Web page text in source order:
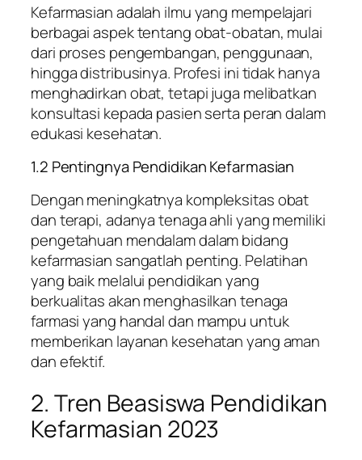
Kefarmasian adalah ilmu yang mempelajari
berbagai aspek tentang obat-obatan, mulai
dari proses pengembangan, penggunaan,
hingga distribusinya. Profesi ini tidak hanya
menghadirkan obat, tetapi juga melibatkan
konsultasi kepada pasien serta peran dalam
edukasi kesehatan.
1.2 Pentingnya Pendidikan Kefarmasian
Dengan meningkatnya kompleksitas obat
dan terapi, adanya tenaga ahli yang memiliki
pengetahuan mendalam dalam bidang
kefarmasian sangatlah penting. Pelatihan
yang baik melalui pendidikan yang
berkualitas akan menghasilkan tenaga
farmasi yang handal dan mampu untuk
memberikan layanan kesehatan yang aman
dan efektif.
2. Tren Beasiswa Pendidikan
Kefarmasian 2023